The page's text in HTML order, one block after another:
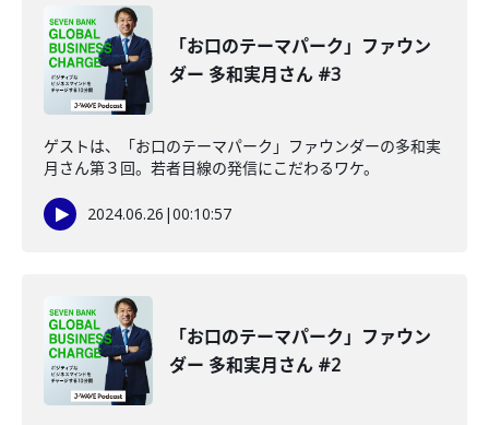
「お口のテーマパーク」ファウン
ダー 多和実月さん #3
ゲストは、「お口のテーマパーク」ファウンダーの多和実
月さん第３回。若者目線の発信にこだわるワケ。
2024.06.26 |00:10:57
「お口のテーマパーク」ファウン
ダー 多和実月さん #2